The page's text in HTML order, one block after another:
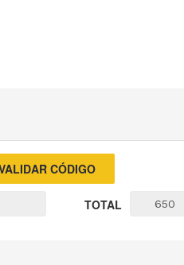
TOTAL